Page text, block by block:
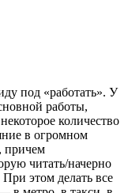
под «работать». У
работы,
количество
в огромном
причем
читать/начерно
этом делать все